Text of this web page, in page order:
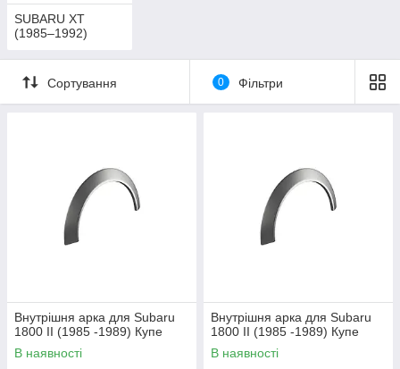
SUBARU XT
(1985–1992)
Сортування 0 Фільтри
Внутрішня арка для Subaru
1800 II (1985 -1989) Купе
В наявності
Внутрішня арка для Subaru
1800 II (1985 -1989) Купе
В наявності